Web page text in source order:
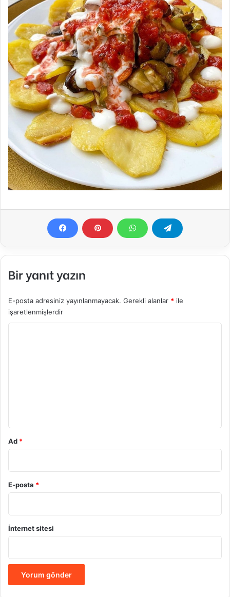
Bir yanıt yazın
E-posta adresiniz yayınlanmayacak. Gerekli alanlar * ile
işaretlenmişlerdir
Ad *
E-posta *
İnternet sitesi